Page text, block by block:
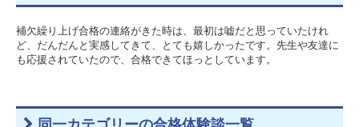
補欠繰り上げ合格の連絡がきた時は、最初は嘘だと思っていたけれ
ど、だんだんと実感してきて、とても嬉しかったです。先生や友達に
も応援されていたので、合格できてほっとしています。